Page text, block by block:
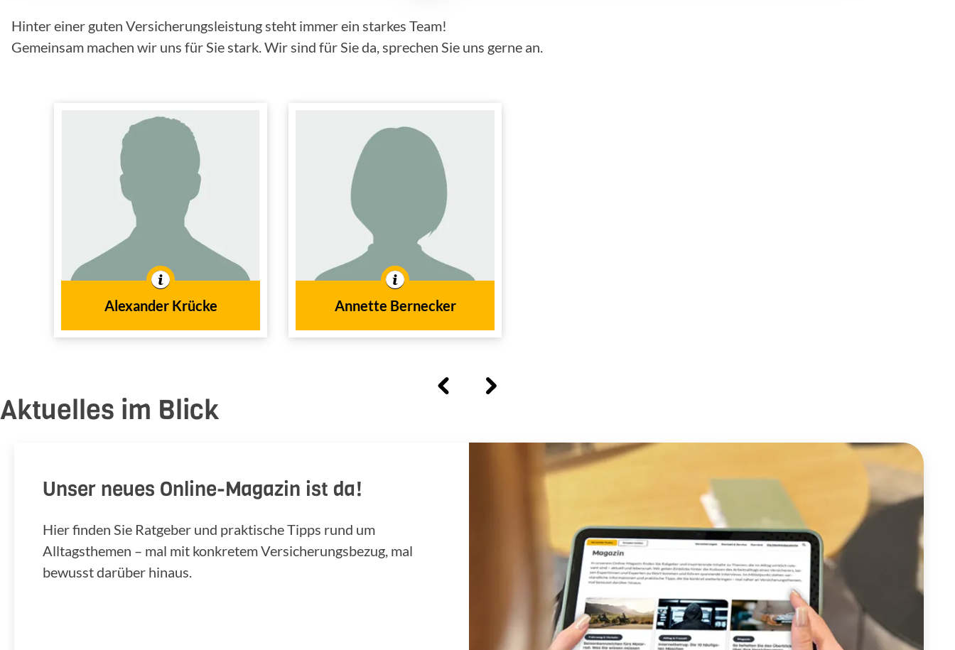
Hinter einer guten Versicherungsleistung steht immer ein starkes Team!
Gemeinsam machen wir uns für Sie stark. Wir sind für Sie da, sprechen Sie uns gerne an.
Alexander Krücke
Alexander Krücke
Tätig im
Außendienst
Annette Bernecker
Annette Bernecker
Tätig im
Innendienst
Aktuelles im Blick
Unser neues Online-Magazin ist da!
Hier finden Sie Ratgeber und praktische Tipps rund um
Alltagsthemen – mal mit konkretem Versicherungsbezug, mal
bewusst darüber hinaus.